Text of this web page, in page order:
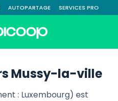
AUTOPARTAGE SERVICES PRO
Mussy-la-ville
: Luxembourg) est